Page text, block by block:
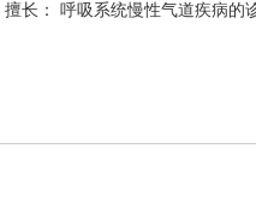
擅长： 呼吸系统慢性气道疾病的